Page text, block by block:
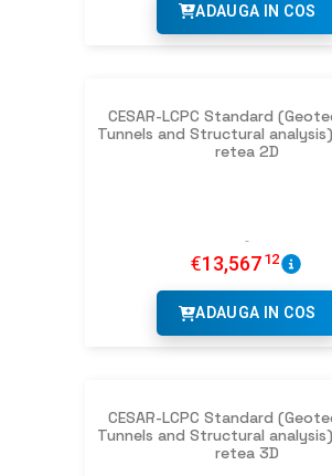
ADAUGA IN COS
CESAR-LCPC Standard
Tunnels and Structural
retea 2D
€13,567 12
ADAUGA IN COS
CESAR-LCPC Standard
Tunnels and Structural
retea 3D